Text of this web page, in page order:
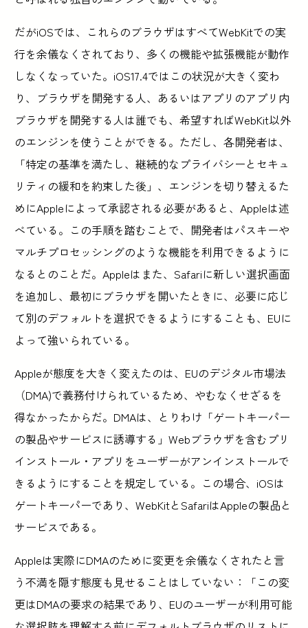
だがiOSでは、これらのブラウザはすべてWebKitでの実
行を余儀なくされており、多くの機能や拡張機能が動作
しなくなっていた。iOS17.4ではこの状況が大きく変わ
り、ブラウザを開発する人、あるいはアプリのアプリ内
ブラウザを開発する人は誰でも、希望すればWebKit以外
のエンジンを使うことができる。ただし、各開発者は、
「特定の基準を満たし、継続的なプライバシーとセキュ
リティの緩和を約束した後」、エンジンを切り替えるた
めにAppleによって承認される必要があると、Appleは述
べている。この手順を踏むことで、開発者はパスキーや
マルチプロセッシングのような機能を利用できるように
なるとのことだ。Appleはまた、Safariに新しい選択画面
を追加し、最初にブラウザを開いたときに、必要に応じ
て別のデフォルトを選択できるようにすることも、EUに
よって強いられている。
Appleが態度を大きく変えたのは、EUのデジタル市場法
（DMA)で義務付けられているため、やむなくせざるを
得なかったからだ。DMAは、とりわけ「ゲートキーパー
の製品やサービスに誘導する」Webブラウザを含むプリ
インストール・アプリをユーザーがアンインストールで
きるようにすることを規定している。この場合、iOSは
ゲートキーパーであり、WebKitとSafariはAppleの製品と
サービスである。
Appleは実際にDMAのために変更を余儀なくされたと言
う不満を隠す態度も見せることはしていない：「この変
更はDMAの要求の結果であり、EUのユーザーが利用可能